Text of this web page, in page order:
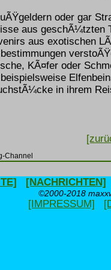
oder gar
aus geschÃ¼tzten
aus exotischen
KÃ¤fer oder
in ihrem
Channel
[NACHRICHTEN]
©2000-2018
[IMPRESSUM]